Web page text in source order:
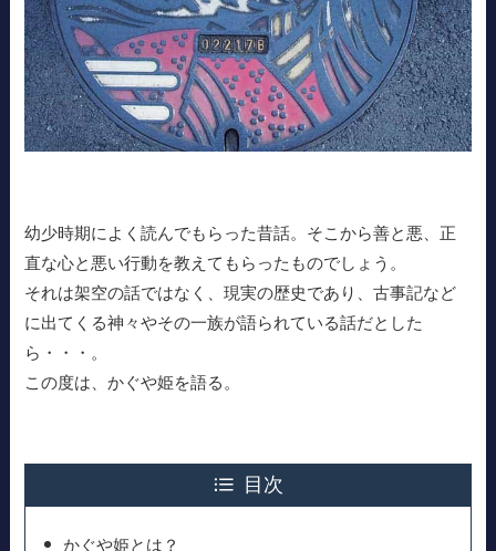
幼少時期によく読んでもらった昔話。そこから善と悪、正
直な心と悪い行動を教えてもらったものでしょう。
それは架空の話ではなく、現実の歴史であり、古事記など
に出てくる神々やその一族が語られている話だとした
ら・・・。
この度は、かぐや姫を語る。
目次
かぐや姫とは？